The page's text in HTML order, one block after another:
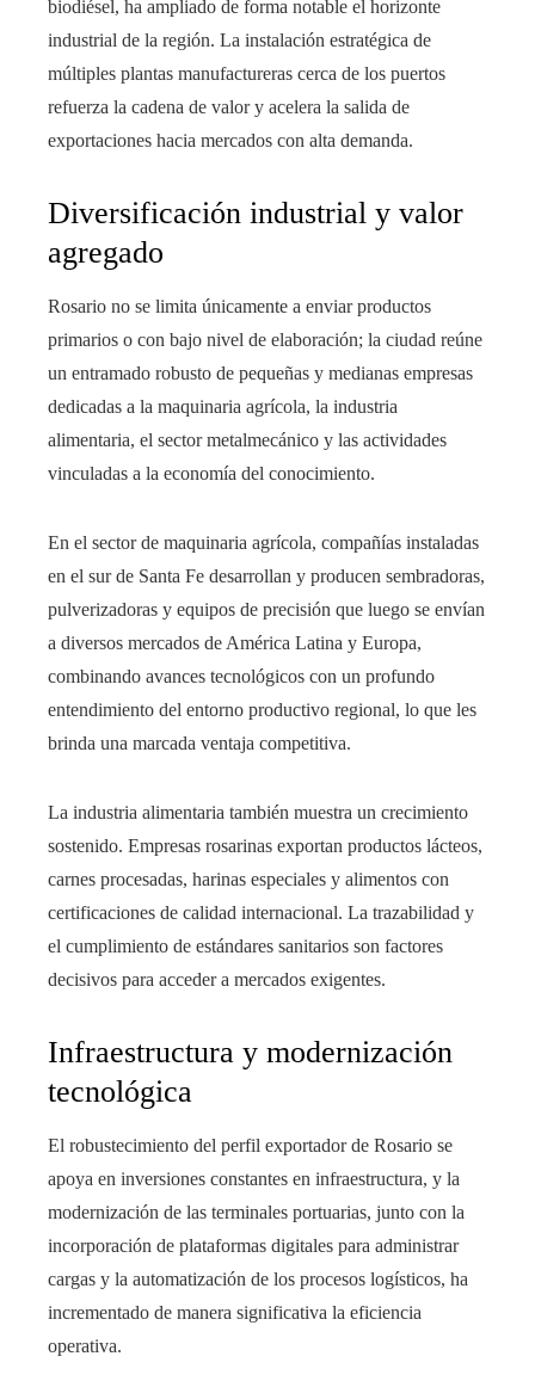
biodiésel, ha ampliado de forma notable el horizonte
industrial de la región. La instalación estratégica de
múltiples plantas manufactureras cerca de los puertos
refuerza la cadena de valor y acelera la salida de
exportaciones hacia mercados con alta demanda.
Diversificación industrial y valor
agregado
Rosario no se limita únicamente a enviar productos
primarios o con bajo nivel de elaboración; la ciudad reúne
un entramado robusto de pequeñas y medianas empresas
dedicadas a la maquinaria agrícola, la industria
alimentaria, el sector metalmecánico y las actividades
vinculadas a la economía del conocimiento.
En el sector de maquinaria agrícola, compañías instaladas
en el sur de Santa Fe desarrollan y producen sembradoras,
pulverizadoras y equipos de precisión que luego se envían
a diversos mercados de América Latina y Europa,
combinando avances tecnológicos con un profundo
entendimiento del entorno productivo regional, lo que les
brinda una marcada ventaja competitiva.
La industria alimentaria también muestra un crecimiento
sostenido. Empresas rosarinas exportan productos lácteos,
carnes procesadas, harinas especiales y alimentos con
certificaciones de calidad internacional. La trazabilidad y
el cumplimiento de estándares sanitarios son factores
decisivos para acceder a mercados exigentes.
Infraestructura y modernización
tecnológica
El robustecimiento del perfil exportador de Rosario se
apoya en inversiones constantes en infraestructura, y la
modernización de las terminales portuarias, junto con la
incorporación de plataformas digitales para administrar
cargas y la automatización de los procesos logísticos, ha
incrementado de manera significativa la eficiencia
operativa.